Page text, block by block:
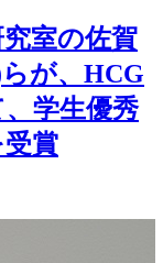
室の佐賀
が、HCG
学生優秀
賞